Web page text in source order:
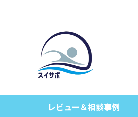
レビュー＆相談事例